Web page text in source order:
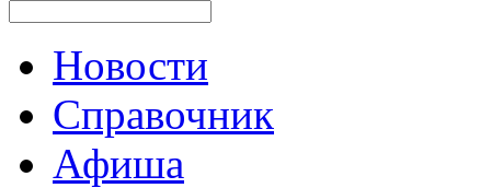
Новости
Справочник
Афиша